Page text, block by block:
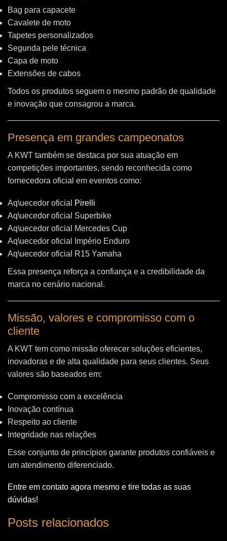
Bag para capacete
Cavalete de moto
Tapetes personalizados
Segunda pele técnica
Capa de moto
Extensões de cabos
Todos os produtos seguem o mesmo padrão de qualidade
e inovação que consagrou a marca.
Presença em grandes campeonatos
A KWT também se destaca por sua atuação em
competições importantes, sendo reconhecida como
fornecedora oficial em eventos como:
Aq\uecedor oficial
Pirelli
Aq\uecedor oficial Superbike
Aq\uecedor oficial Mercedes Cup
Aq\uecedor oficial Império Enduro
Aq\uecedor oficial R15 Yamaha
Essa presença reforça a confiança e a credibilidade da
marca no cenário nacional.
Missão, valores e compromisso com o
cliente
A KWT tem como missão oferecer soluções eficientes,
inovadoras e de alta qualidade para seus clientes. Seus
valores são baseados em:
Compromisso com a excelência
Inovação contínua
Respeito ao cliente
Integridade nas relações
Esse conjunto de princípios garante produtos confiáveis e
um atendimento diferenciado.
Entre em contato agora mesmo e tire todas as suas
dúvidas!
Posts relacionados